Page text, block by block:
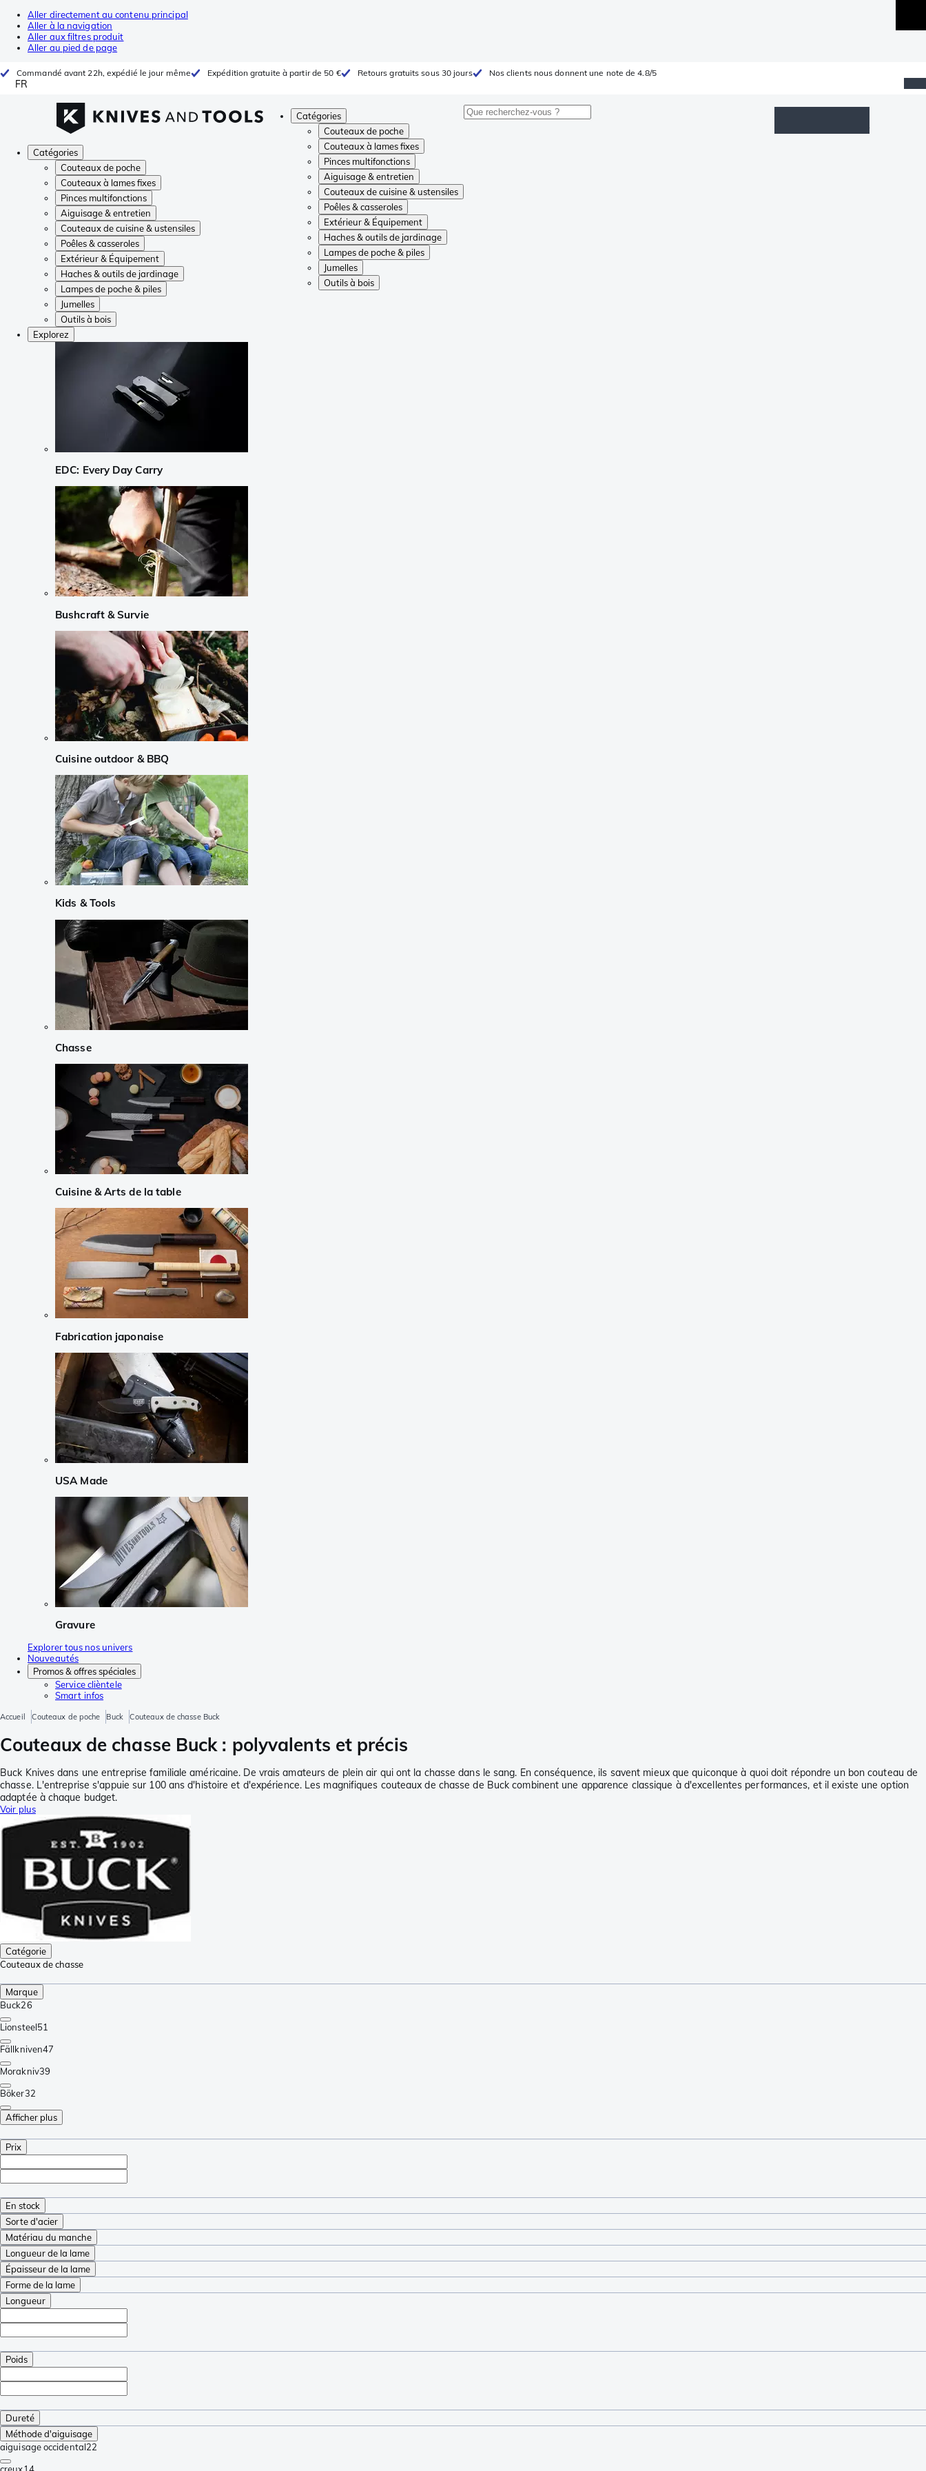
Aller directement au contenu principal
Aller à la navigation
Aller aux filtres produit
Aller au pied de page
Commandé avant 22h, expédié le jour même Expédition gratuite à partir de 50 € Retours gratuits sous 30 jours Nos clients nous donnent une note de 4.8/5
FR
Catégories
Couteaux de poche
Couteaux à lames fixes
Pinces multifonctions
Aiguisage & entretien
Couteaux de cuisine & ustensiles
Poêles & casseroles
Extérieur & Équipement
Haches & outils de jardinage
Lampes de poche & piles
Jumelles
Outils à bois
Catégories
Couteaux de poche
Couteaux à lames fixes
Pinces multifonctions
Aiguisage & entretien
Couteaux de cuisine & ustensiles
Poêles & casseroles
Extérieur & Équipement
Haches & outils de jardinage
Lampes de poche & piles
Jumelles
Outils à bois
Explorez
EDC: Every Day Carry
Bushcraft & Survie
Cuisine outdoor & BBQ
Kids & Tools
Chasse
Cuisine & Arts de la table
Fabrication japonaise
USA Made
Gravure
Explorer tous nos univers
Nouveautés
Promos & offres spéciales
Service clièntele
Smart infos
Accueil Couteaux de poche Buck Couteaux de chasse Buck
Couteaux de chasse Buck : polyvalents et précis
Buck Knives dans une entreprise familiale américaine. De vrais amateurs de plein air qui ont la chasse dans le sang. En conséquence, ils savent mieux que quiconque à quoi doit répondre un bon couteau de
chasse. L'entreprise s'appuie sur 100 ans d'histoire et d'expérience. Les magnifiques couteaux de chasse de Buck combinent une apparence classique à d'excellentes performances, et il existe une option
adaptée à chaque budget.
Voir plus
Catégorie
Couteaux de chasse
Marque
Buck26
Lionsteel51
Fällkniven47
Morakniv39
Böker32
Afficher plus
Prix
En stock
Sorte d'acier
Matériau du manche
Longueur de la lame
Épaisseur de la lame
Forme de la lame
Longueur
Poids
Dureté
Méthode d'aiguisage
aiguisage occidental22